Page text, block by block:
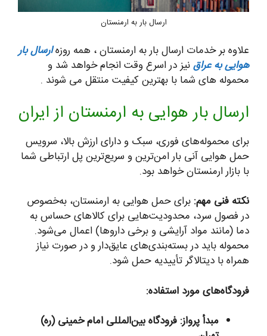
ارسال بار به ارمنستان
علاوه بر خدمات ارسال بار به ارمنستان ، همه روزهارسال بار
هوایی به عراقنیز در اسرع وقت انجام خواهد شد و
محموله های شما با بهترین کیفیت منتقل می شوند .
ارسال بار هوایی به ارمنستان از ایران
برای محموله‌های فوری، سبک و دارای ارزش بالا، سرویس
حمل هوایی آنی بار امن‌ترین و سریع‌ترین پل ارتباطی شما
با بازار ارمنستان خواهد بود.
نکته فنی مهم: برای حمل هوایی به ارمنستان، به‌خصوص
در فصول سرد، محدودیت‌هایی برای کالاهای حساس به
دما (مانند مواد آرایشی و برخی داروها) اعمال می‌شود.
محموله باید در بسته‌بندی‌های عایق‌دار و در صورت نیاز
همراه با دیتالاگر تأییدیه حمل شود.
فرودگاه‌های مورد استفاده:
مبدأ پرواز: فرودگاه بین‌المللی امام خمینی (ره)